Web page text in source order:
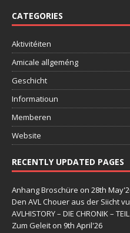
CATEGORIES
Aktivitéiten
Amicale allgeméng
Geschicht
Informatioun
Memberen
Website
RECENTLY UPDATED PAGES
Anhang Broschüre on 28th
Den AVL Chouer aus der Siicht
AVLHISTORY – DIE CHRONIK –
Zum Geleit on 9th April'26